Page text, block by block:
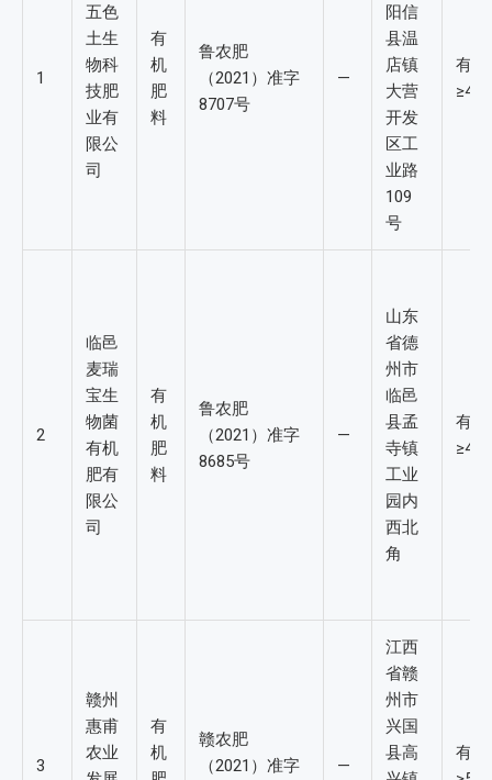
1
五色
土生
物科
技肥
业有
限公
司
有
机
肥
料
鲁农肥
（2021）准字
8707号
—
阳信
县温
店镇
大营
开发
区工
业路
109
号
有机
≥4%
2
临邑
麦瑞
宝生
物菌
有机
肥有
限公
司
有
机
肥
料
鲁农肥
（2021）准字
8685号
—
山东
省德
州市
临邑
县孟
寺镇
工业
园内
西北
角
有机
≥4%
3
赣州
惠甫
农业
有
机
赣农肥
（2021）准字
—
江西
省赣
州市
兴国
县高
有机